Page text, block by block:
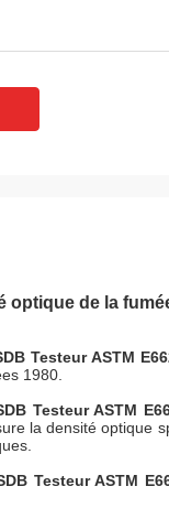
optique de la
Testeur ASTM
1980.
Testeur ASTM
la densité optique
Testeur ASTM